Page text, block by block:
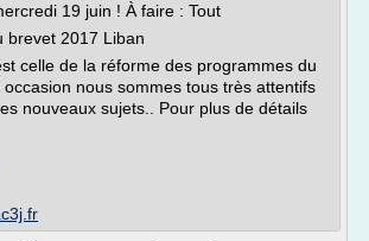
19 juin ! À faire : Tout
brevet 2017 Liban
celle de la réforme des programmes du
nous sommes tous très attentifs
nouveaux sujets.. Pour plus de détails